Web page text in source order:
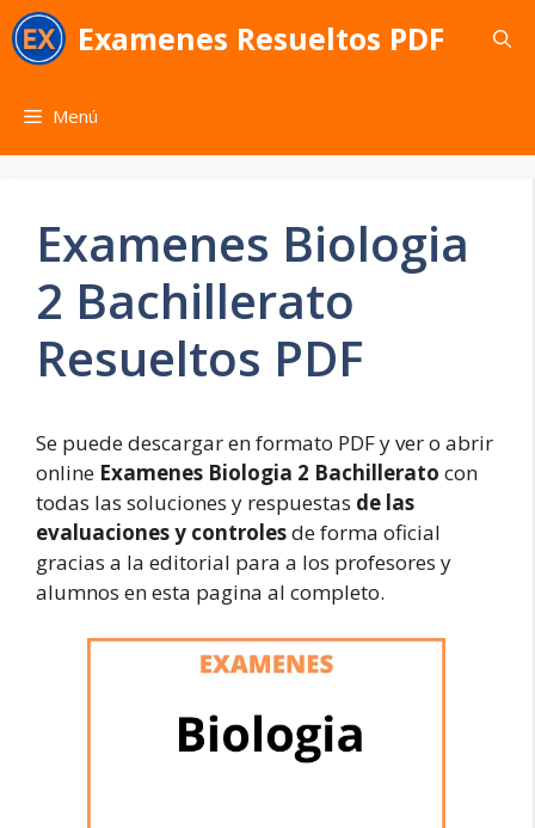
Saltar
al
contenido
Examenes Resueltos PDF
Menú
Examenes Biologia
2 Bachillerato
Resueltos PDF
Se puede descargar en formato PDF y ver o abrir
online Examenes Biologia 2 Bachillerato con
todas las soluciones y respuestas de las
evaluaciones y controlesde forma oficial
gracias a la editorial para a los profesores y
alumnos en esta pagina al completo.